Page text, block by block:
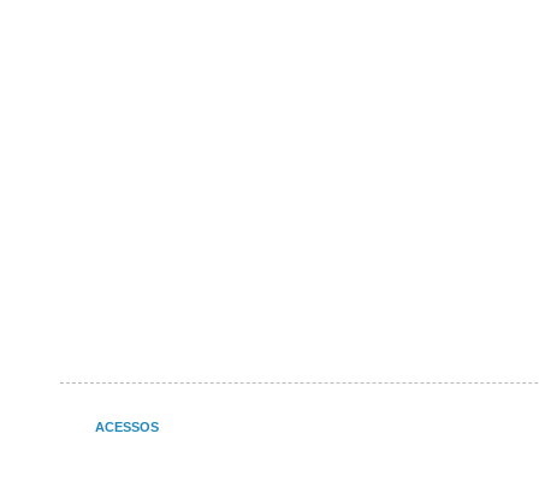
ACESSOS